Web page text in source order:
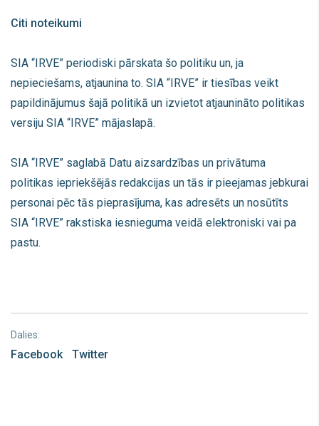
Citi noteikumi
SIA “IRVE” periodiski pārskata šo politiku un, ja
nepieciešams, atjaunina to. SIA “IRVE” ir tiesības veikt
papildinājumus šajā politikā un izvietot atjaunināto politikas
versiju SIA “IRVE” mājaslapā.
SIA “IRVE” saglabā Datu aizsardzības un privātuma
politikas iepriekšējās redakcijas un tās ir pieejamas jebkurai
personai pēc tās pieprasījuma, kas adresēts un nosūtīts
SIA “IRVE” rakstiska iesnieguma veidā elektroniski vai pa
pastu.
Dalies:
Facebook Twitter